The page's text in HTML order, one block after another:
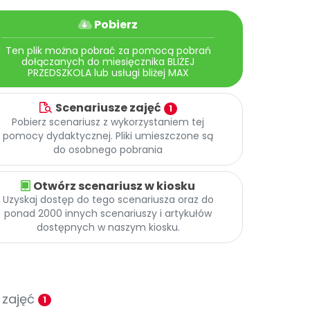
Pobierz
Ten plik można pobrać za pomocą pobrań
dołączanych do miesięcznika BLIŻEJ
PRZEDSZKOLA lub usługi bliżej MAX
Scenariusze zajęć 1
Pobierz scenariusz z wykorzystaniem tej
pomocy dydaktycznej. Pliki umieszczone są
do osobnego pobrania
Otwórz scenariusz w kiosku
Uzyskaj dostęp do tego scenariusza oraz do
ponad 2000 innych scenariuszy i artykułów
dostępnych w naszym kiosku.
1